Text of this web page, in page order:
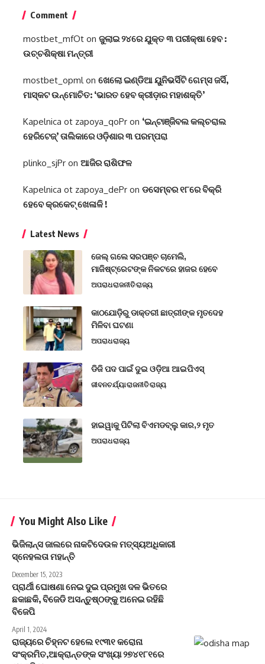
Comment
mostbet_mfOt on ଜୁଲାଇ ୨୪ରେ ଯୁକ୍ତ ୩ ପରୀକ୍ଷା ହେବ :
ଉଚ୍ଚଶିକ୍ଷା ମନ୍ତ୍ରୀ
mostbet_opmlon ଖେଲୋ ଇଣ୍ଡିଆ ୟୁନିଭର୍ସିଟି ଗେମ୍ସ ଜର୍ସି,
ମାସ୍କଟ ଉନ୍ମୋଚିତ: ‘ଭାରତ ହେବ କ୍ରୀଡ଼ାର ମହାଶକ୍ତି’
Kapelnica ot zapoya_qoPr on ‘ଇନ୍‌ଟାଞ୍ଜିବଲ କଲ୍‌ଚରାଲ
ହେରିଟେଜ୍‌’ ତାଲିକାରେ ଓଡ଼ିଶାର ୩ ପରମ୍ପରା
plinko_sjPr on ଆଜିର ରାଶିଫଳ
Kapelnica ot zapoya_dePr on ଡସେମ୍ବର ୧୮ରେ ବିକ୍ରି
ହେବେ କ୍ରକେଟ୍ ଖେଳାଳି !
Latest News
ଜେଲ୍ ଗଲେ ସରପଞ୍ଚ ଚାମେଲି,
ମାଜିଷ୍ଟ୍ରେଟଙ୍କ ନିକଟରେ ହାଜର ହେବେ
ଅପରାଧରାଜନୀତିରାଜ୍ୟ
କାଠଯୋଡ଼ିରୁ ଡାକ୍ତରୀ ଛାତ୍ରୀଙ୍କ ମୃତଦେହ
ମିଳିବା ଘଟଣା
ଅପରାଧରାଜ୍ୟ
ଡିଜି ପଦ ପାଇଁ ଦୁଇ ଓଡ଼ିଆ ଆଇପିଏସ୍
ଜୀବନଚର୍ଯ୍ୟାରାଜନୀତିରାଜ୍ୟ
ହାଇୱାକୁ ପିଟିଲା ବିଏମଡବ୍ଲୁ କାର,୨ ମୃତ
ଅପରାଧରାଜ୍ୟ
You Might Also Like
ଭିଜିଲାନ୍ସ ଜାଲରେ ନାକଟିଦେଉଳ ମତ୍ସ୍ୟଅଧିକାରୀ
ସ୍ନେହଲତା ମହାନ୍ତି
December 15, 2023
ପ୍ରାର୍ଥୀ ଘୋଷଣା ନେଇ ଦୁଇ ପ୍ରମୁଖ ଦଳ ଭିତରେ
ଛକାଛକି, ବିଜେଡି ଅସନ୍ତୁଷ୍ଠଙ୍କୁ ଅନେଇ ରହିଛି
ବିଜେପି
April 1, 2024
ରାଜ୍ୟରେ ଚିହ୍ନଟ ହେଲେ ୧୯୩୧ କରୋନା
ସଂକ୍ରମିତ,ଆକ୍ରାନ୍ତଙ୍କ ସଂଖ୍ୟା ୨୭୪୧୮୧ରେ